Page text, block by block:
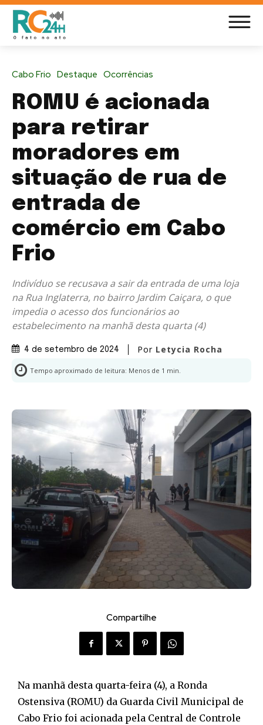
Cabo Frio Destaque Ocorrências
ROMU é acionada
para retirar
moradores em
situação de rua de
entrada de
comércio em Cabo
Frio
Indivíduo se recusava a sair da entrada de uma loja
na Rua Inglaterra, no bairro Jardim Caiçara, o que
impedia o acesso dos funcionários ao
estabelecimento na manhã desta quarta (4)
4 de setembro de 2024 Por Letycia Rocha
Tempo aproximado de leitura: Menos de 1 min.
Compartilhe
Na manhã desta quarta-feira (4), a Ronda
Ostensiva (ROMU) da Guarda Civil Municipal de
Cabo Frio foi acionada pela Central de Controle